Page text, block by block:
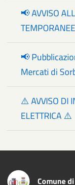
📢 AVVISO
📢
Mercati di
⚠️ AVVISO DI
ELETTRICA ⚠️
Comune